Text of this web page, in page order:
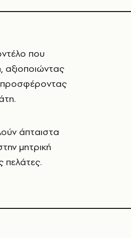
που
αξιοποιώντας
προσφέροντας
άπταιστα
µητρική
πελάτες.